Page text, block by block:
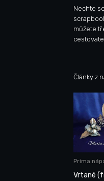
Nechte
můžete
Články z
Prima
Vrtané